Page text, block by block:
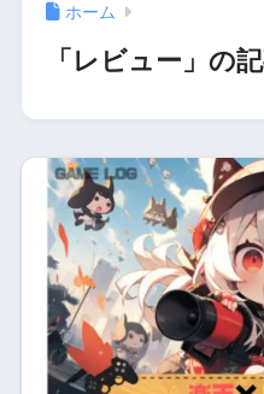
ホーム
「レビュー」の